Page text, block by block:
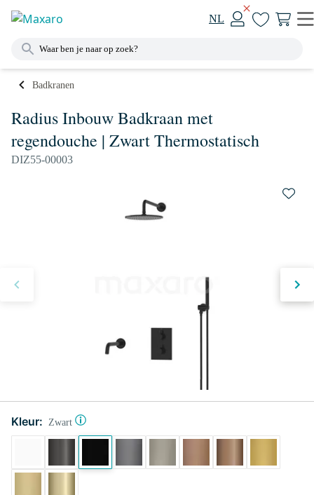
NL
Badkranen
Radius Inbouw Badkraan met
regendouche | Zwart Thermostatisch
DIZ55-00003
Kleur: Zwart